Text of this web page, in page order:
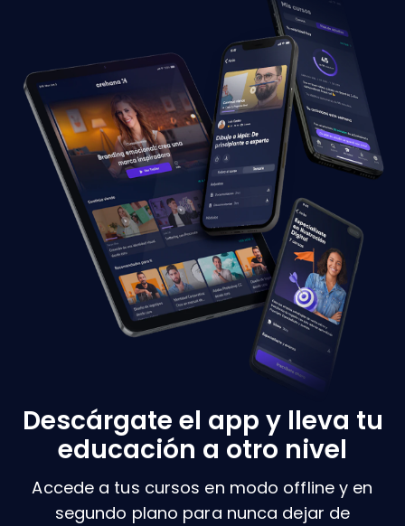
Descárgate el app y lleva tu
educación a otro nivel
Accede a tus cursos en modo offline y en
segundo plano para nunca dejar de